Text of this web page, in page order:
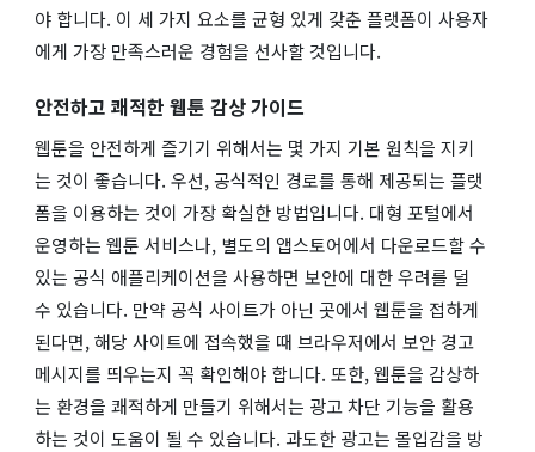
야 합니다. 이 세 가지 요소를 균형 있게 갖춘 플랫폼이 사용자
에게 가장 만족스러운 경험을 선사할 것입니다.
안전하고 쾌적한 웹툰 감상 가이드
웹툰을 안전하게 즐기기 위해서는 몇 가지 기본 원칙을 지키
는 것이 좋습니다. 우선, 공식적인 경로를 통해 제공되는 플랫
폼을 이용하는 것이 가장 확실한 방법입니다. 대형 포털에서
운영하는 웹툰 서비스나, 별도의 앱스토어에서 다운로드할 수
있는 공식 애플리케이션을 사용하면 보안에 대한 우려를 덜
수 있습니다. 만약 공식 사이트가 아닌 곳에서 웹툰을 접하게
된다면, 해당 사이트에 접속했을 때 브라우저에서 보안 경고
메시지를 띄우는지 꼭 확인해야 합니다. 또한, 웹툰을 감상하
는 환경을 쾌적하게 만들기 위해서는 광고 차단 기능을 활용
하는 것이 도움이 될 수 있습니다. 과도한 광고는 몰입감을 방